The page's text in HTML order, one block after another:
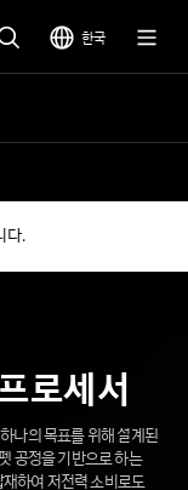
한국
다.
로세서
나의 목표를 위해 설계된
공정을 기반으로 하는
하여 저전력 소비로도